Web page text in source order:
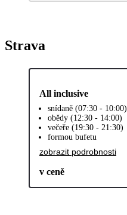
Strava
All inclusive
snídaně (07:30 - 10:00)
obědy (12:30 - 14:00)
večeře (19:30 - 21:30)
formou bufetu
zobrazit podrobnosti
v ceně